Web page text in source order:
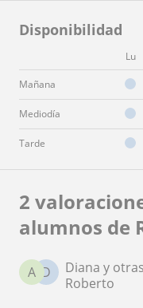
Disponibilidad
Lu
Mañana
Mediodía
Tarde
2
alumnos de
D
A
Diana y
Roberto